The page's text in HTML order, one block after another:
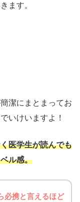
ます。
潔にまとまってお
いけいますよ！
医学生が読んでも
ル感。
必携と言えるほど